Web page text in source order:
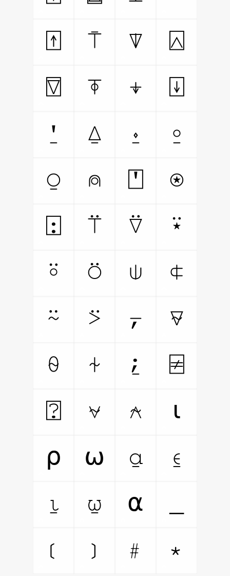
⍐
⍑ ⍒
⍓
⍔
⍕ ⍖
⍗
⍘
⍙ ⍚
⍛
⍜
⍝ ⍞
⍟
⍠
⍡ ⍢
⍣
⍤
⍥ ⍦
⍧
⍨
⍩ ⍪
⍫
⍬
⍭ ⍮
⍯
⍰
⍱ ⍲
⍳
⍴
⍵ ⍶
⍷
⍸
⍹ ⍺
﹘
﹝
﹞ ﹟ ﹡